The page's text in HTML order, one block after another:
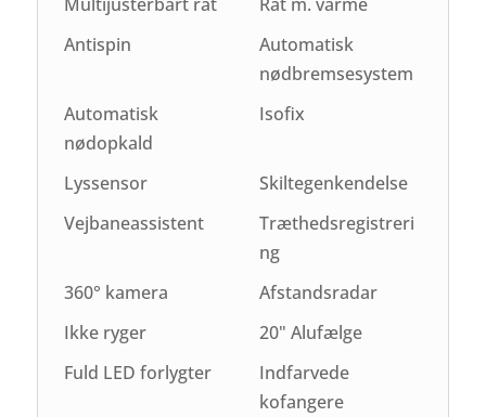
Antispin
Automatisk
nødbremsesystem
Automatisk
nødopkald
Isofix
Lyssensor
Skiltegenkendelse
Vejbaneassistent
Træthedsregistreri
ng
360° kamera
Afstandsradar
Ikke ryger
20" Alufælge
Fuld LED forlygter
Indfarvede
kofangere